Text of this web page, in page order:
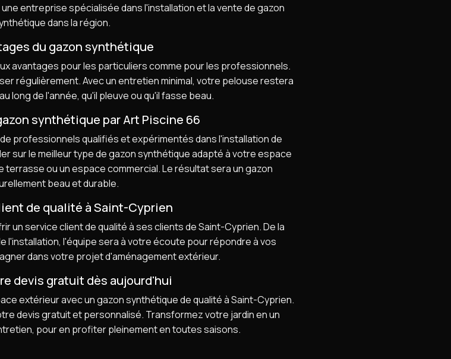
entreprise spécialisée dans l'installation et la vente de gazon
dans la région.
du gazon synthétique
avantages pour les particuliers comme pour les professionnels.
régulièrement. Avec un entretien minimal, votre pelouse restera
long de l'année, qu'il pleuve ou qu'il fasse beau.
synthétique par Art Piscine 66
professionnels qualifiés et expérimentés dans l'installation de
sur le meilleur type de gazon synthétique adapté à votre espace
terrasse ou un espace commercial. Le résultat sera un gazon
beau et durable.
de qualité à Saint-Cyprien
un service client de qualité à ses clients de Saint-Cyprien. De la
l'installation, l'équipe sera à votre écoute pour répondre à vos
dans votre projet d'aménagement extérieur.
devis gratuit dès aujourd'hui
extérieur avec un gazon synthétique de qualité à Saint-Cyprien.
devis gratuit et personnalisé. Transformez votre jardin en un
pour en profiter pleinement en toutes saisons.